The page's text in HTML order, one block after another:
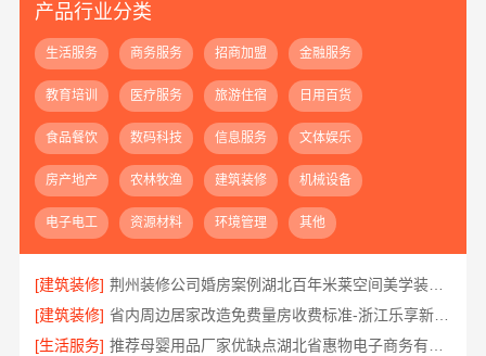
产品行业分类
生活服务 商务服务 招商加盟 金融服务
教育培训 医疗服务 旅游住宿 日用百货
食品餐饮 数码科技 信息服务 文体娱乐
房产地产 农林牧渔 建筑装修 机械设备
电子电工 资源材料 环境管理 其他
[建筑装修]
荆州装修公司婚房案例湖北百年米莱空间美学装饰材料有限公司
[建筑装修]
省内周边居家改造免费量房收费标准-浙江乐享新材料
[生活服务]